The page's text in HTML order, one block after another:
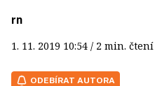
rn
1. 11. 2019 10:54 / 2 min. čtení
ODEBÍRAT AUTORA